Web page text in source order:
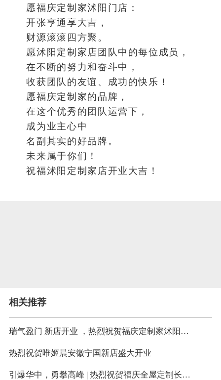
愿福庆定制家沭阳门店：
开张亨通享大吉，
财源滚滚四方聚。
愿沭阳定制家店团队中的每位成员，
在不断的努力和奋斗中，
收获团队的友谊、成功的快乐！
愿福庆定制家的品牌，
在这个优秀的团队运营下，
成为业主心中
名副其实的好品牌。
未来属于你们！
祝福沭阳定制家店开业大吉！
相关推荐
瑞气盈门 新店开业 ，热烈祝贺福庆定制家沭阳店盛大开业！
热烈祝贺唯姬晨安徽宁国新店盛大开业
引爆华中，勇攀高峰 | 热烈祝贺福庆全屋定制长沙总店盛大开业！